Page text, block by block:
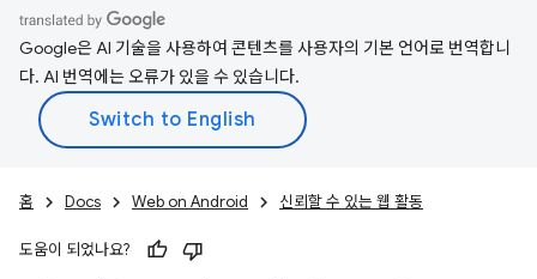
Google은 AI 기술을 사용하여 콘텐츠를 사용자의 기본 언어로 번역합니
다. AI 번역에는 오류가 있을 수 있습니다.
홈 Docs Web on Android 신뢰할 수 있는 웹 활동
도움이 되었나요?